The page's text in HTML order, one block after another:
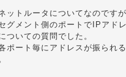
ットルータについてなのです
グメント側のポートでIPアド
ついての質問でした。
ポート毎にアドレスが振られ